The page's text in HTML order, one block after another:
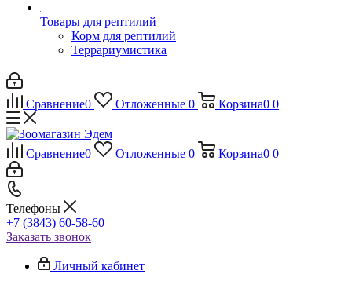
Товары для рептилий
Корм для рептилий
Террариумистика
Сравнение0 Отложенные 0 Корзина0 0
Сравнение0 Отложенные 0 Корзина0 0
Телефоны
+7 (3843) 60-58-60
Заказать звонок
Личный кабинет